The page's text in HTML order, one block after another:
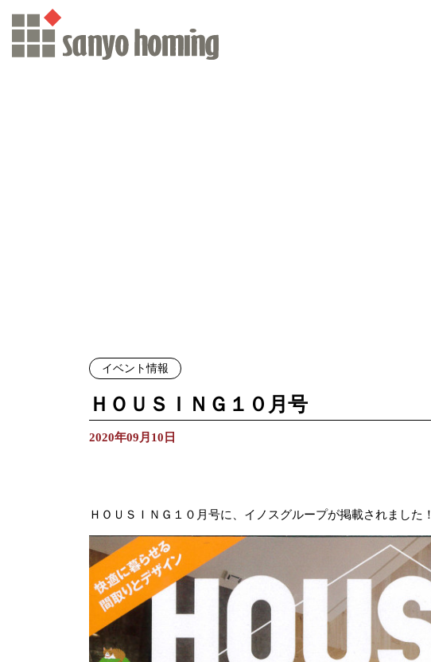
イベント情報
ＨＯＵＳＩＮＧ１０月号
2020年09月10日
ＨＯＵＳＩＮＧ１０月号に、イノスグループが掲載されました！